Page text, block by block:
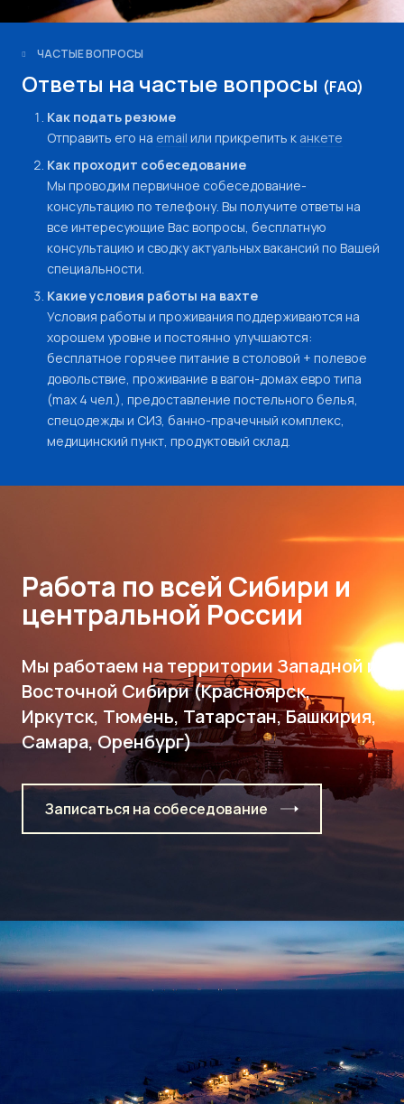
ЧАСТЫЕ ВОПРОСЫ
Ответы на частые вопросы (FAQ)
Как подать резюме
Отправить его на email или прикрепить к анкете
Как проходит собеседование
Мы проводим первичное собеседование-
консультацию по телефону. Вы получите ответы на
все интересующие Вас вопросы, бесплатную
консультацию и сводку актуальных вакансий по Вашей
специальности.
Какие условия работы на вахте
Условия работы и проживания поддерживаются на
хорошем уровне и постоянно улучшаются:
бесплатное горячее питание в столовой + полевое
довольствие, проживание в вагон-домах евро типа
(max 4 чел.), предоставление постельного белья,
спецодежды и СИЗ, банно-прачечный комплекс,
медицинский пункт, продуктовый склад.
Работа по всей Сибири и
центральной России
Мы работаем на территории Западной и
Восточной Сибири (Красноярск,
Иркутск, Тюмень, Татарстан, Башкирия,
Самара, Оренбург)
Записаться на собеседование